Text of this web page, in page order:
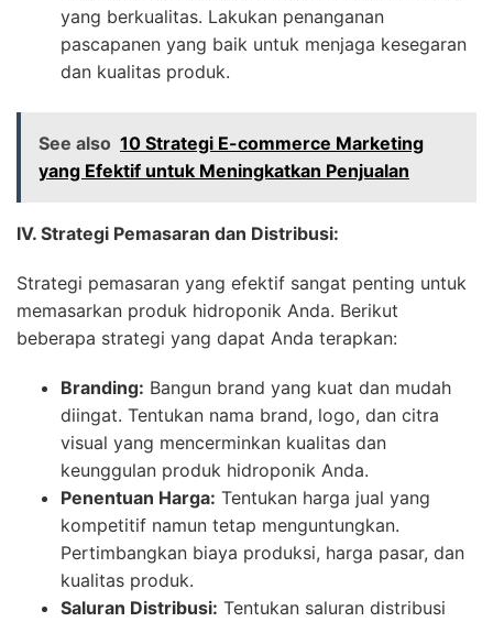
yang berkualitas. Lakukan penanganan
pascapanen yang baik untuk menjaga kesegaran
dan kualitas produk.
See also 10 Strategi E-commerce Marketing
yang Efektif untuk Meningkatkan Penjualan
IV. Strategi Pemasaran dan Distribusi:
Strategi pemasaran yang efektif sangat penting untuk
memasarkan produk hidroponik Anda. Berikut
beberapa strategi yang dapat Anda terapkan:
Branding: Bangun brand yang kuat dan mudah
diingat. Tentukan nama brand, logo, dan citra
visual yang mencerminkan kualitas dan
keunggulan produk hidroponik Anda.
Penentuan Harga: Tentukan harga jual yang
kompetitif namun tetap menguntungkan.
Pertimbangkan biaya produksi, harga pasar, dan
kualitas produk.
Saluran Distribusi: Tentukan saluran distribusi